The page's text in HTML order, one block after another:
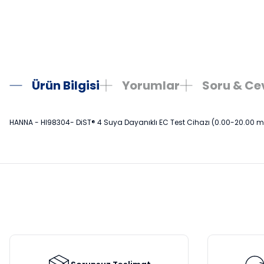
Ürün Bilgisi Yorumlar Soru &
HANNA - HI98304- DiST® 4 Suya Dayanıklı EC Test Cihazı (0.00-20.00